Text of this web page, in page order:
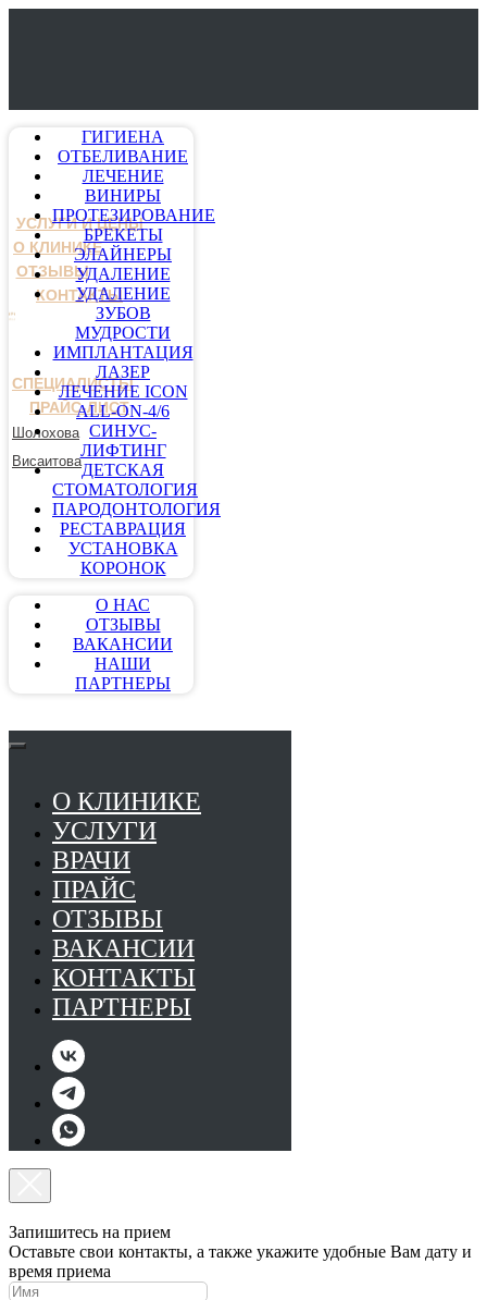
УСЛУГИ И ЦЕНЫ
О КЛИНИКЕ
ОТЗЫВЫ
КОНТАКТЫ
СПЕЦИАЛИСТЫ
ПРАЙС-ЛИСТ
Шолохова
Висаитова
ГИГИЕНА
ОТБЕЛИВАНИЕ
ЛЕЧЕНИЕ
ВИНИРЫ
ПРОТЕЗИРОВАНИЕ
БРЕКЕТЫ
ЭЛАЙНЕРЫ
УДАЛЕНИЕ
УДАЛЕНИЕ
ЗУБОВ
МУДРОСТИ
ИМПЛАНТАЦИЯ
ЛАЗЕР
ЛЕЧЕНИЕ ICON
ALL-ON-4/6
СИНУС-
ЛИФТИНГ
ДЕТСКАЯ
СТОМАТОЛОГИЯ
ПАРОДОНТОЛОГИЯ
РЕСТАВРАЦИЯ
УСТАНОВКА
КОРОНОК
О НАС
ОТЗЫВЫ
ВАКАНСИИ
НАШИ
ПАРТНЕРЫ
О КЛИНИКЕ
УСЛУГИ
ВРАЧИ
ПРАЙС
ОТЗЫВЫ
ВАКАНСИИ
КОНТАКТЫ
ПАРТНЕРЫ
Запишитесь на прием
Оставьте свои контакты, а также укажите удобные Вам дату и
время приема